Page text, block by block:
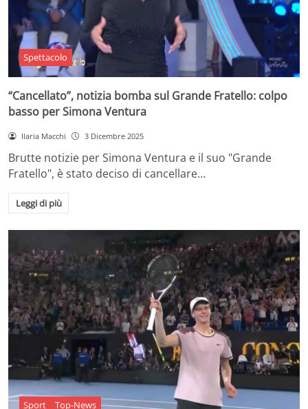
Spettacolo
“Cancellato”, notizia bomba sul Grande Fratello: colpo
basso per Simona Ventura
Ilaria Macchi 3 Dicembre 2025
Brutte notizie per Simona Ventura e il suo "Grande
Fratello", è stato deciso di cancellare…
Leggi di più
Sport Top-News